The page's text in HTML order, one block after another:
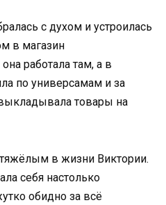
с духом и устроилась
в магазин
работала там, а в
по универсамам и за
товары на
в жизни Виктории.
себя настолько
обидно за всё